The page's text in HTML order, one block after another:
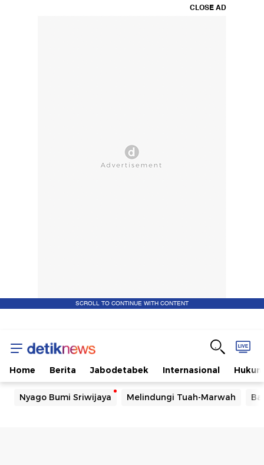
CLOSE AD
SCROLL TO CONTINUE WITH CONTENT
Home Berita Jabodetabek Internasional Hukum
Nyago Bumi Sriwijaya Melindungi Tuah-Marwah